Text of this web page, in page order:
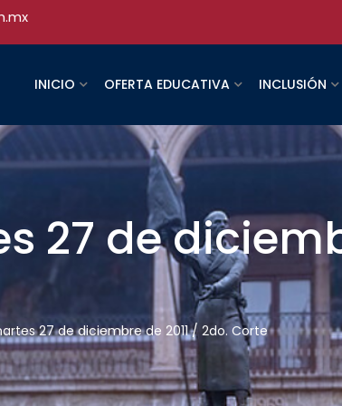
INICIO OFERTA EDUCATIVA INCLUSIÓN
27 de
27 de diciembre de 2011 / 2do. Corte